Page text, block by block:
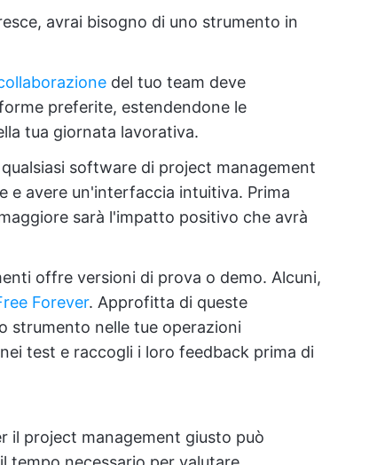
avrai bisogno di uno strumento in
del tuo team deve
preferite, estendendone le
tua giornata lavorativa.
software di project management
e avere un'interfaccia intuitiva. Prima
sarà l'impatto positivo che avrà
offre versioni di prova o demo. Alcuni,
Forever. Approfitta di queste
strumento nelle tue operazioni
test e raccogli i loro feedback prima di
il project management giusto può